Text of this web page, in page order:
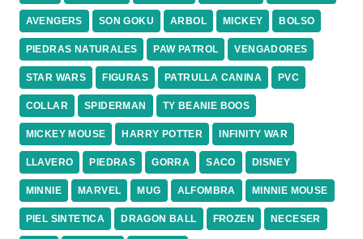
AVENGERS SON GOKU ARBOL MICKEY BOLSO
PIEDRAS NATURALES PAW PATROL VENGADORES
STAR WARS FIGURAS PATRULLA CANINA PVC
COLLAR SPIDERMAN TY BEANIE BOOS
MICKEY MOUSE HARRY POTTER INFINITY WAR
LLAVERO PIEDRAS GORRA SACO DISNEY
MINNIE MARVEL MUG ALFOMBRA MINNIE MOUSE
PIEL SINTETICA DRAGON BALL FROZEN NECESER